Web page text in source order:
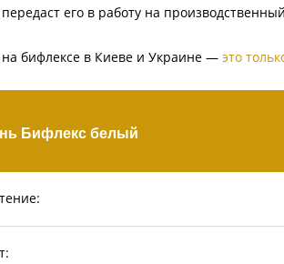
его в работу на
бифлексе в Киеве и Украине — это
Бифлекс белый